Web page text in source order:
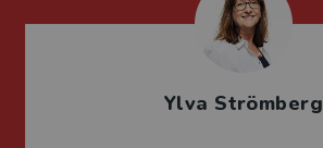
Ylva Strömberg